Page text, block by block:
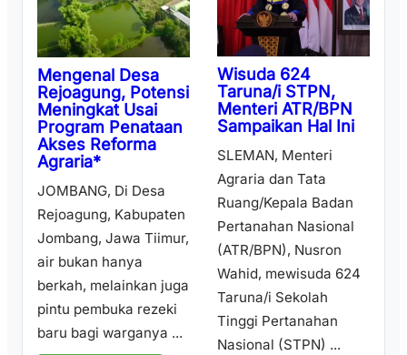
Mengenal Desa
Rejoagung, Potensi
Meningkat Usai
Program Penataan
Akses Reforma
Agraria*
JOMBANG, Di Desa
Rejoagung, Kabupaten
Jombang, Jawa Tiimur,
air bukan hanya
berkah, melainkan juga
pintu pembuka rezeki
baru bagi warganya ...
Wisuda 624
Taruna/i STPN,
Menteri ATR/BPN
Sampaikan Hal Ini
SLEMAN, Menteri
Agraria dan Tata
Ruang/Kepala Badan
Pertanahan Nasional
(ATR/BPN), Nusron
Wahid, mewisuda 624
Taruna/i Sekolah
Tinggi Pertanahan
Nasional (STPN) ...